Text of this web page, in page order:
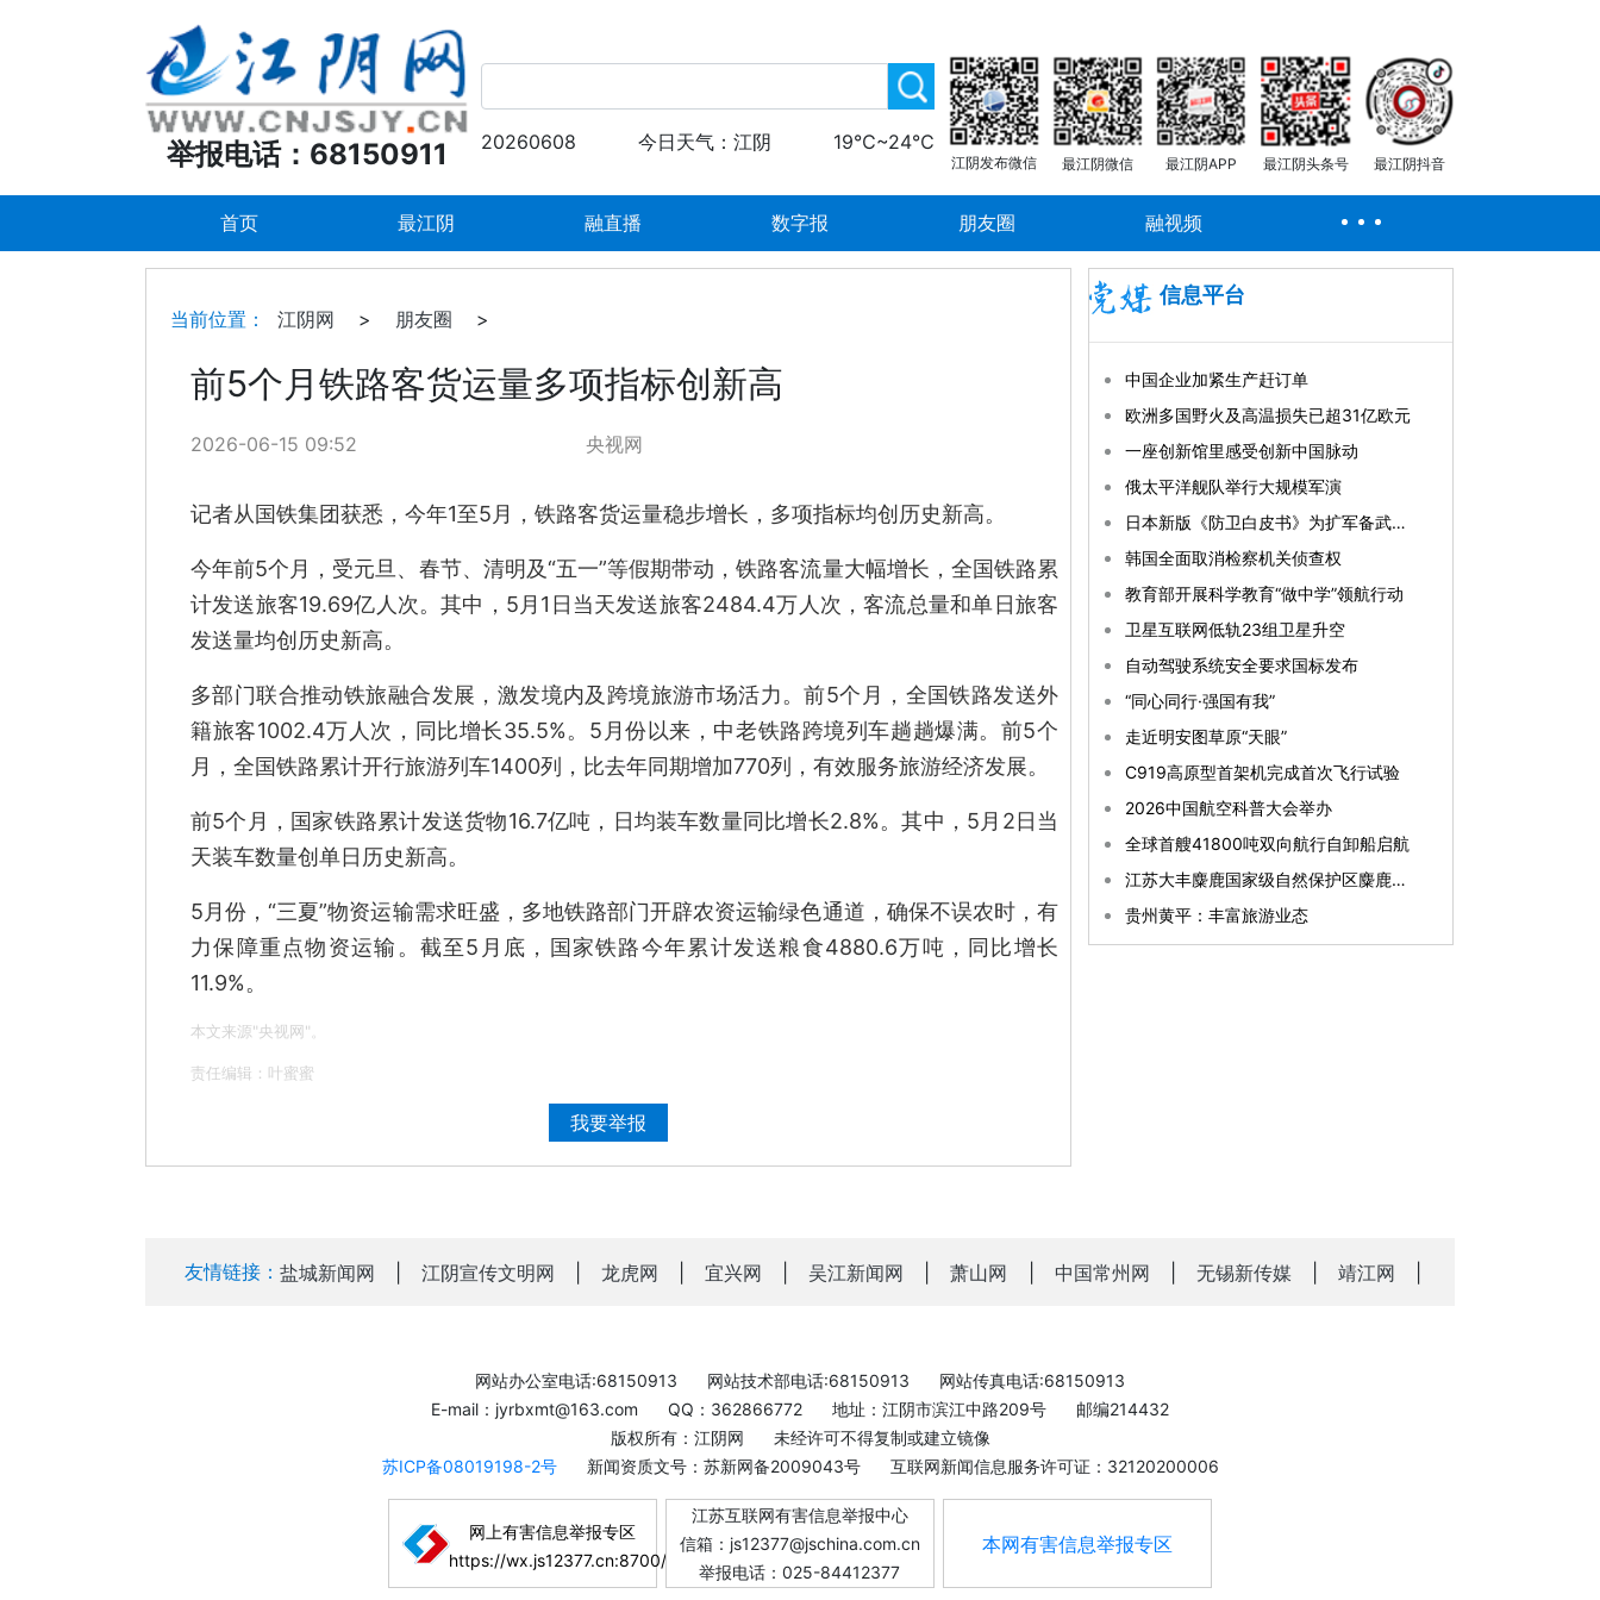
举报电话：68150911 20260608 今日天气：江阴 19℃~24℃
江阴发布微信 最江阴微信 最江阴APP 最江阴头条号 最江阴抖音
首页 最江阴 融直播 数字报 朋友圈 融视频
当前位置： 江阴网 > 朋友圈 >
前5个月铁路客货运量多项指标创新高
2026-06-15 09:52 央视网
记者从国铁集团获悉，今年1至5月，铁路客货运量稳步增长，多项指标均创历史新高。
今年前5个月，受元旦、春节、清明及“五一”等假期带动，铁路客流量大幅增长，全国铁路累
计发送旅客19.69亿人次。其中，5月1日当天发送旅客2484.4万人次，客流总量和单日旅客
发送量均创历史新高。
多部门联合推动铁旅融合发展，激发境内及跨境旅游市场活力。前5个月，全国铁路发送外
籍旅客1002.4万人次，同比增长35.5%。5月份以来，中老铁路跨境列车趟趟爆满。前5个
月，全国铁路累计开行旅游列车1400列，比去年同期增加770列，有效服务旅游经济发展。
前5个月，国家铁路累计发送货物16.7亿吨，日均装车数量同比增长2.8%。其中，5月2日当
天装车数量创单日历史新高。
5月份，“三夏”物资运输需求旺盛，多地铁路部门开辟农资运输绿色通道，确保不误农时，有
力保障重点物资运输。截至5月底，国家铁路今年累计发送粮食4880.6万吨，同比增长
11.9%。
本文来源"央视网"。
责任编辑：叶蜜蜜
我要举报
信息平台
中国企业加紧生产赶订单
欧洲多国野火及高温损失已超31亿欧元
一座创新馆里感受创新中国脉动
俄太平洋舰队举行大规模军演
日本新版《防卫白皮书》为扩军备武铺路
韩国全面取消检察机关侦查权
教育部开展科学教育“做中学”领航行动
卫星互联网低轨23组卫星升空
自动驾驶系统安全要求国标发布
“同心同行·强国有我”
走近明安图草原“天眼”
C919高原型首架机完成首次飞行试验
2026中国航空科普大会举办
全球首艘41800吨双向航行自卸船启航
江苏大丰麋鹿国家级自然保护区麋鹿种群数量已突破8800头
贵州黄平：丰富旅游业态
友情链接： 盐城新闻网 江阴宣传文明网 龙虎网 宜兴网 吴江新闻网 萧山网 中国常州网 无锡新传媒 靖江网
网站办公室电话:68150913 网站技术部电话:68150913
网站传真电话:68150913
E-mail：jyrbxmt@163.com
QQ：362866772 地址：江阴市滨江中路209号
邮编214432
版权所有：江阴网
未经许可不得复制或建立镜像
苏ICP备08019198-2号
新闻资质文号：苏新网备2009043号 互联网新闻信息服务许可证：32120200006
网上有害信息举报专区
https://wx.js12377.cn:8700/
江苏互联网有害信息举报中心
信箱：js12377@jschina.com.cn
举报电话：025-84412377
本网有害信息举报专区